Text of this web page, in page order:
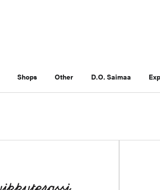
Shops Other D.O. Saimaa